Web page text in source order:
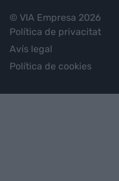
© VIA Empresa 2026
Política de privacitat
Avís legal
Política de cookies